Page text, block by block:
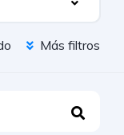
Más filtros